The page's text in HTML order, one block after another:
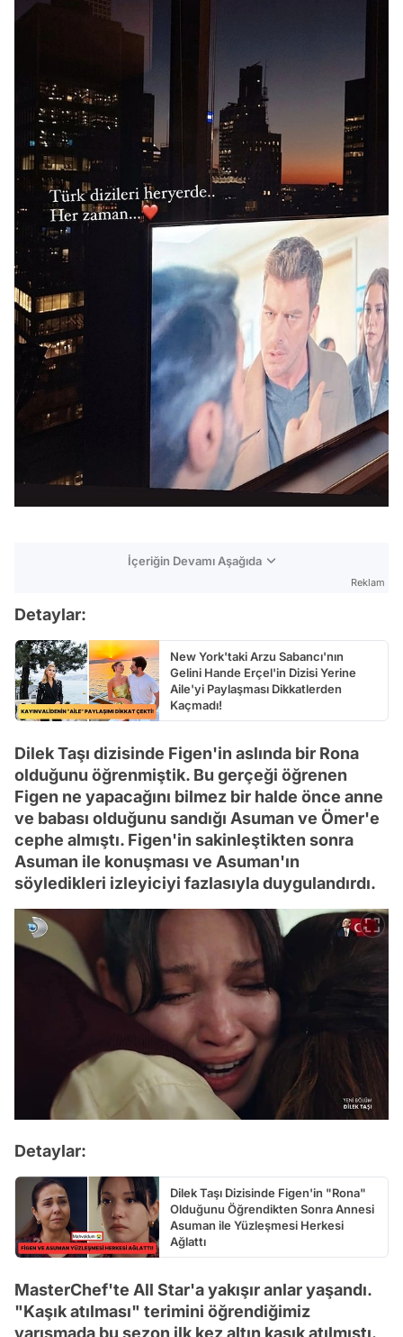
İçeriğin Devamı Aşağıda
Reklam
Detaylar:
New York'taki Arzu Sabancı'nın
Gelini Hande Erçel'in Dizisi Yerine
Aile'yi Paylaşması Dikkatlerden
Kaçmadı!
Dilek Taşı dizisinde Figen'in aslında bir Rona
olduğunu öğrenmiştik. Bu gerçeği öğrenen
Figen ne yapacağını bilmez bir halde önce anne
ve babası olduğunu sandığı Asuman ve Ömer'e
cephe almıştı. Figen'in sakinleştikten sonra
Asuman ile konuşması ve Asuman'ın
söyledikleri izleyiciyi fazlasıyla duygulandırdı.
Detaylar:
Dilek Taşı Dizisinde Figen'in "Rona"
Olduğunu Öğrendikten Sonra Annesi
Asuman ile Yüzleşmesi Herkesi
Ağlattı
MasterChef'te All Star'a yakışır anlar yaşandı.
"Kaşık atılması" terimini öğrendiğimiz
yarışmada bu sezon ilk kez altın kaşık atılmıştı.